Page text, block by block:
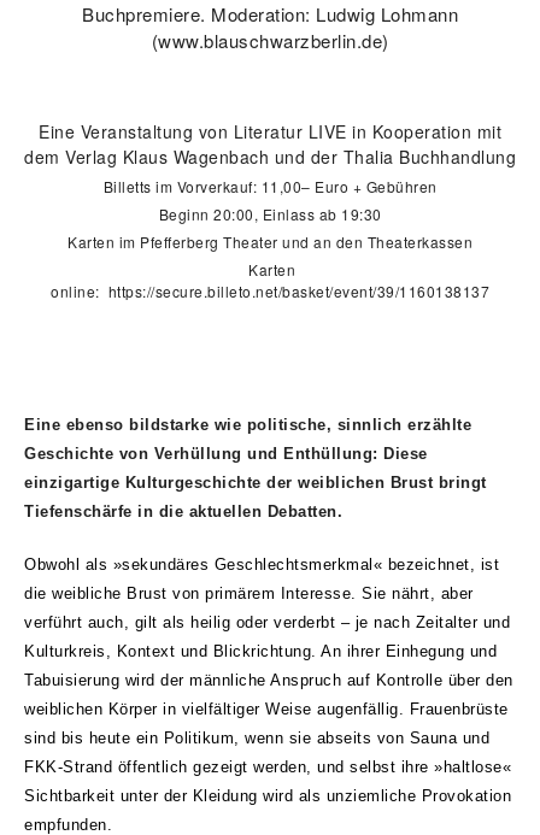
Buchpremiere. Moderation: Ludwig Lohmann
(www.blauschwarzberlin.de)
Eine Veranstaltung von Literatur LIVE in Kooperation mit
dem Verlag Klaus Wagenbach und der Thalia Buchhandlung
Billetts im Vorverkauf: 11,00– Euro + Gebühren
Beginn 20:00, Einlass ab 19:30
Karten im Pfefferberg Theater und an den Theaterkassen
Karten
online: https://secure.billeto.net/basket/event/39/1160138137
Eine ebenso bildstarke wie politische, sinnlich erzählte
Geschichte von Verhüllung und Enthüllung: Diese
einzigartige Kulturgeschichte der weiblichen Brust bringt
Tiefenschärfe in die aktuellen Debatten.
Obwohl als »sekundäres Geschlechtsmerkmal« bezeichnet, ist
die weibliche Brust von primärem Interesse. Sie nährt, aber
verführt auch, gilt als heilig oder verderbt – je nach Zeitalter und
Kulturkreis, Kontext und Blickrichtung. An ihrer Einhegung und
Tabuisierung wird der männliche Anspruch auf Kontrolle über den
weiblichen Körper in vielfältiger Weise augenfällig. Frauenbrüste
sind bis heute ein Politikum, wenn sie abseits von Sauna und
FKK-Strand öffentlich gezeigt werden, und selbst ihre »haltlose«
Sichtbarkeit unter der Kleidung wird als unziemliche Provokation
empfunden.